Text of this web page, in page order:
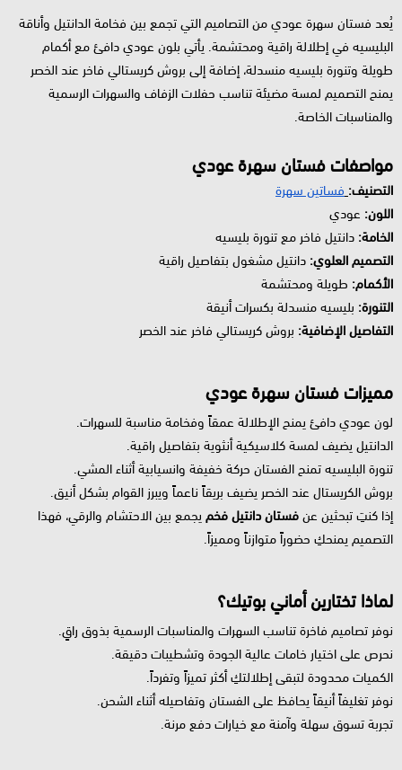
يُعد فستان سهرة عودي من التصاميم التي تجمع بين فخامة الدانتيل وأناقة
البليسيه في إطلالة راقية ومحتشمة. يأتي بلون عودي دافئ مع أكمام
طويلة وتنورة بليسيه منسدلة، إضافة إلى بروش كريستالي فاخر عند الخصر
يمنح التصميم لمسة مضيئة تناسب حفلات الزفاف والسهرات الرسمية
والمناسبات الخاصة.
مواصفات فستان سهرة عودي
التصنيف: فساتين سهرة
اللون: عودي
الخامة: دانتيل فاخر مع تنورة بليسيه
التصميم العلوي: دانتيل مشغول بتفاصيل راقية
الأكمام: طويلة ومحتشمة
التنورة: بليسيه منسدلة بكسرات أنيقة
التفاصيل الإضافية: بروش كريستالي فاخر عند الخصر
مميزات فستان سهرة عودي
لون عودي دافئ يمنح الإطلالة عمقاً وفخامة مناسبة للسهرات.
الدانتيل يضيف لمسة كلاسيكية أنثوية بتفاصيل راقية.
تنورة البليسيه تمنح الفستان حركة خفيفة وانسيابية أثناء المشي.
بروش الكريستال عند الخصر يضيف بريقاً ناعماً ويبرز القوام بشكل أنيق.
إذا كنتِ تبحثين عنفستان دانتيل فخم يجمع بين الاحتشام والرقي، فهذا
التصميم يمنحكِ حضوراً متوازناً ومميزاً.
لماذا تختارين أماني بوتيك؟
نوفر تصاميم فاخرة تناسب السهرات والمناسبات الرسمية بذوق راقٍ.
نحرص على اختيار خامات عالية الجودة وتشطيبات دقيقة.
الكميات محدودة لتبقى إطلالتكِ أكثر تميزاً وتفرداً.
نوفر تغليفاً أنيقاً يحافظ على الفستان وتفاصيله أثناء الشحن.
تجربة تسوق سهلة وآمنة مع خيارات دفع مرنة.